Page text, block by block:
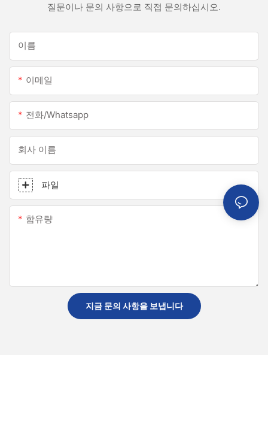
질문이나 문의 사항으로 직접 문의하십시오.
이름
이메일
전화/whatsapp
회사 이름
파일
함유량
지금 문의 사항을 보냅니다